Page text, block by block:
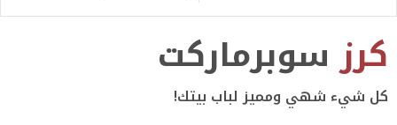
كرز سوبرماركت
كل شيء شهي ومميز لباب بيتك!